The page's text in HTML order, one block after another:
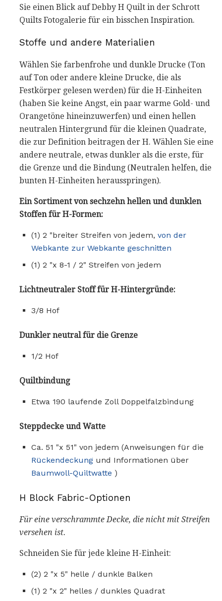
Sie einen Blick auf Debby H Quilt in der Schrott
Quilts Fotogalerie für ein bisschen Inspiration.
Stoffe und andere Materialien
Wählen Sie farbenfrohe und dunkle Drucke (Ton
auf Ton oder andere kleine Drucke, die als
Festkörper gelesen werden) für die H-Einheiten
(haben Sie keine Angst, ein paar warme Gold- und
Orangetöne hineinzuwerfen) und einen hellen
neutralen Hintergrund für die kleinen Quadrate,
die zur Definition beitragen der H. Wählen Sie eine
andere neutrale, etwas dunkler als die erste, für
die Grenze und die Bindung (Neutralen helfen, die
bunten H-Einheiten herausspringen).
Ein Sortiment von sechzehn hellen und dunklen
Stoffen für H-Formen:
(1) 2 "breiter Streifen von jedem, von der
Webkante zur Webkante geschnitten
(1) 2 "x 8-1 / 2" Streifen von jedem
Lichtneutraler Stoff für H-Hintergründe:
3/8 Hof
Dunkler neutral für die Grenze
1/2 Hof
Quiltbindung
Etwa 190 laufende Zoll Doppelfalzbindung
Steppdecke und Watte
Ca. 51 "x 51" von jedem (Anweisungen für die
Rückendeckung und Informationen über
Baumwoll-Quiltwatte )
H Block Fabric-Optionen
Für eine verschrammte Decke, die nicht mit Streifen
versehen ist.
Schneiden Sie für jede kleine H-Einheit:
(2) 2 "x 5" helle / dunkle Balken
(1) 2 "x 2" helles / dunkles Quadrat